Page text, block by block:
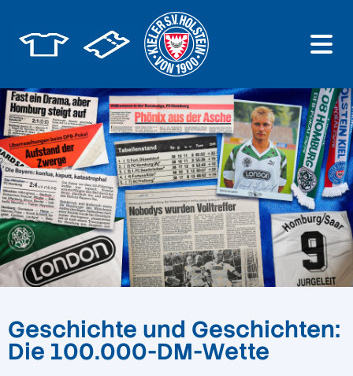
Geschichte und Geschichten:
Die 100.000-DM-Wette